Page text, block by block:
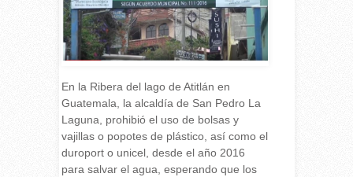
En la Ribera del lago de Atitlán en
Guatemala, la alcaldía de San Pedro La
Laguna, prohibió el uso de bolsas y
vajillas o popotes de plástico, así como el
duroport o unicel, desde el año 2016
para salvar el agua, esperando que los